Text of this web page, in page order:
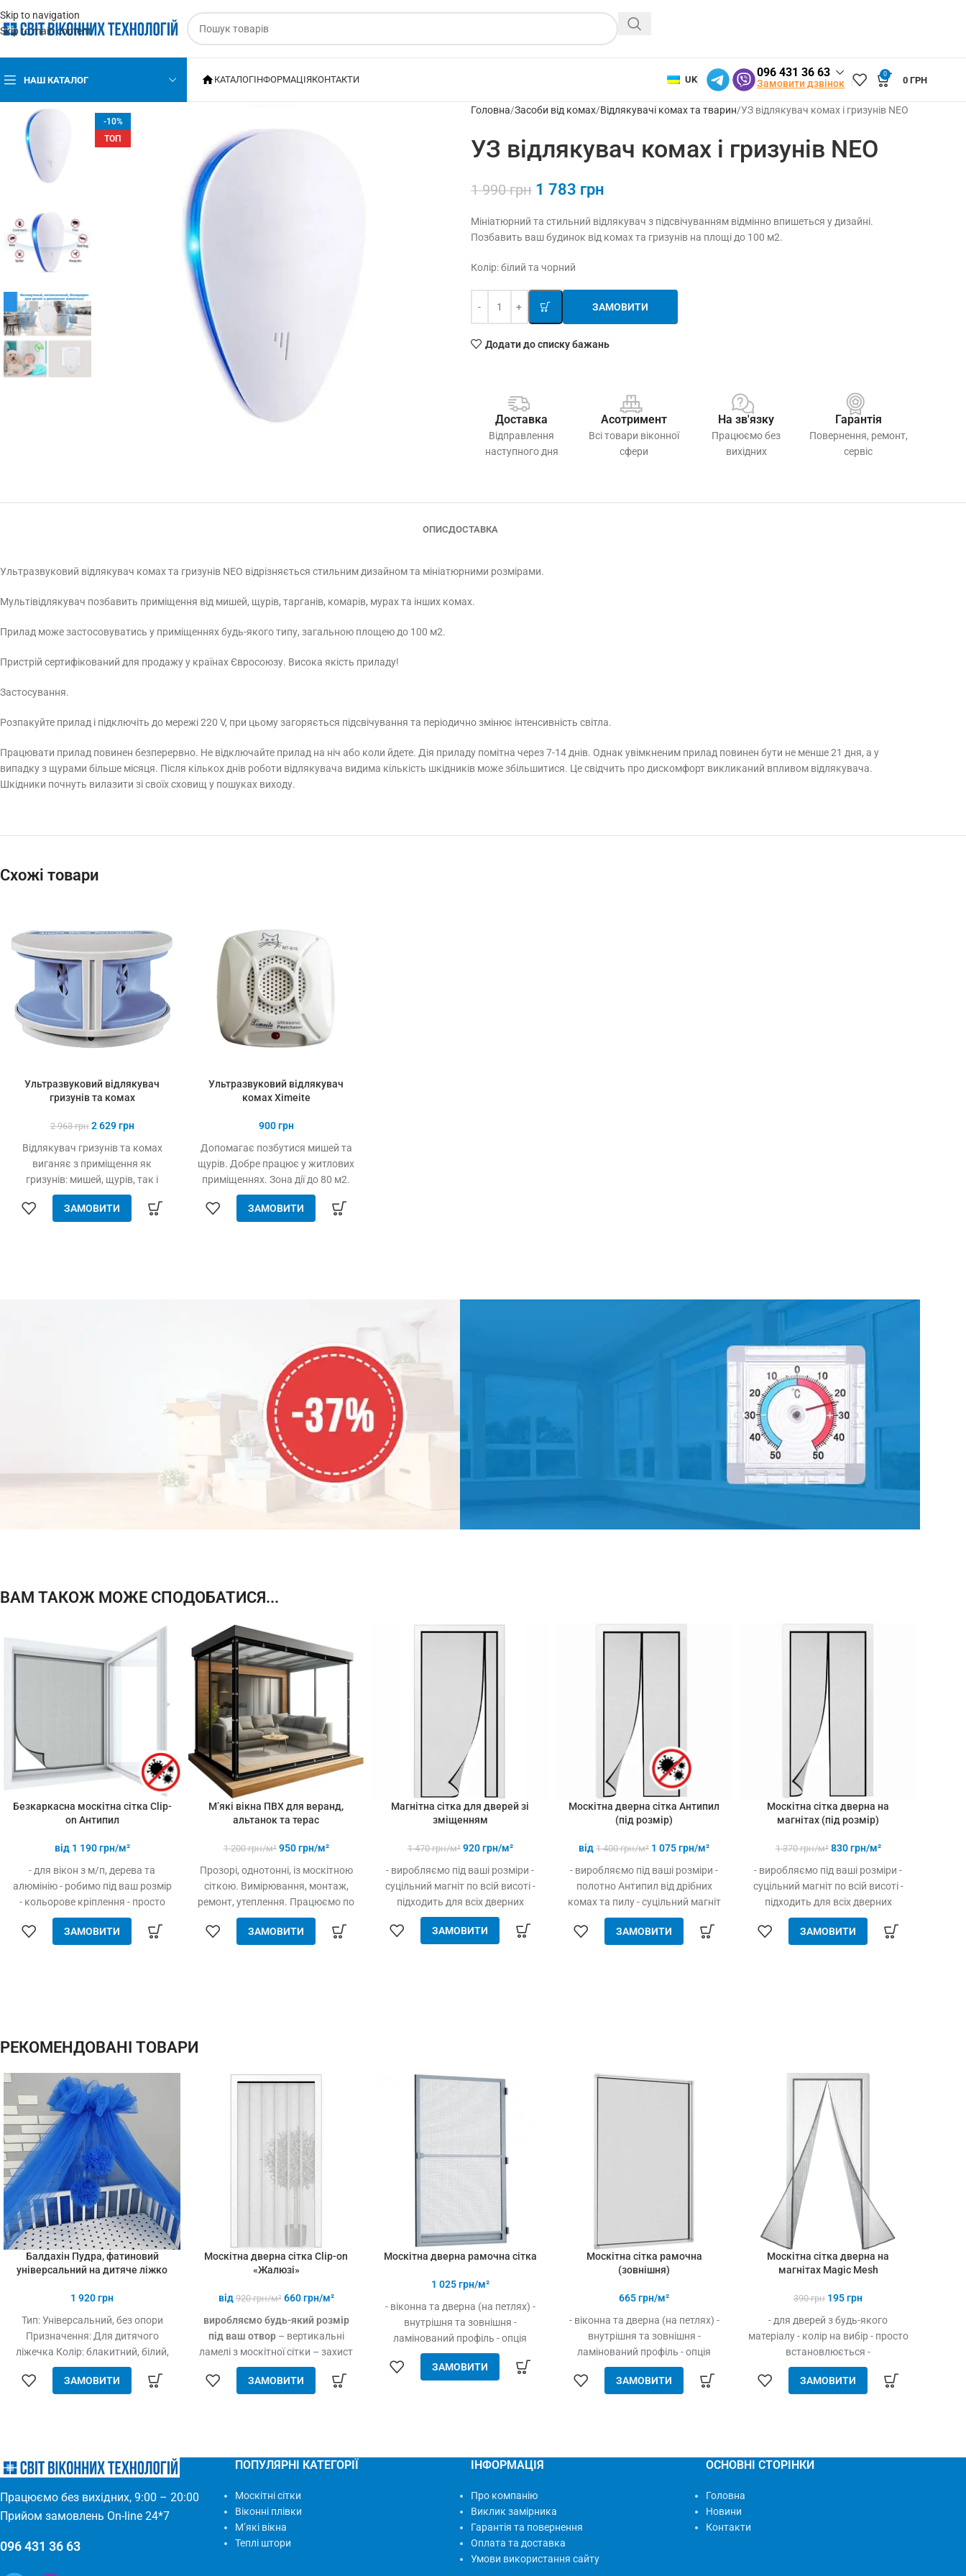
Skip to navigation
Skip to main content
НАШ КАТАЛОГ КАТАЛОГІНФОРМАЦІЯКОНТАКТИ UK
096 431 36 63
Замовити дзвінок
0
0 ГРН
-10%
ТОП
Головна Засоби від комах Відлякувачі комах та тварин УЗ відлякувач комах і гризунів NEO
УЗ відлякувач комах і гризунів NEO
1 990грн 1 783 грн
Мініатюрний та стильний відлякувач з підсвічуванням відмінно впишеться у дизайні.
Позбавить ваш будинок від комах та гризунів на площі до 100 м2.
Колір: білий та чорний
ЗАМОВИТИ
Додати до списку бажань
Доставка
Відправлення
наступного дня
Асотримент
Всі товари віконної
сфери
На зв'язку
Працюємо без
вихідних
Гарантія
Повернення, ремонт,
сервіс
ОПИСДОСТАВКА
Ультразвуковий відлякувач комах та гризунів NEO відрізняється стильним дизайном та мініатюрними розмірами.
Мультівідлякувач позбавить приміщення від мишей, щурів, тарганів, комарів, мурах та інших комах.
Прилад може застосовуватись у приміщеннях будь-якого типу, загальною площею до 100 м2.
Пристрій сертифікований для продажу у країнах Євросоюзу. Висока якість приладу!
Застосування.
Розпакуйте прилад і підключіть до мережі 220 V, при цьому загоряється підсвічування та періодично змінює інтенсивність світла.
Працювати прилад повинен безперервно. Не відключайте прилад на ніч або коли йдете. Дія приладу помітна через 7-14 днів. Однак увімкненим прилад повинен бути не менше 21 дня, а у
випадку з щурами більше місяця. Після кількох днів роботи відлякувача видима кількість шкідників може збільшитися. Це свідчить про дискомфорт викликаний впливом відлякувача.
Шкідники почнуть вилазити зі своїх сховищ у пошуках виходу.
Схожі товари
Ультразвуковий відлякувач
гризунів та комах
2 963грн 2 629грн
Відлякувач гризунів та комах
виганяє з приміщення як
гризунів: мишей, щурів, так і
комах: тарганів, мурах, бліх,
павуків, жуків. Подвійний удар по
ЗАМОВИТИ
Ультразвуковий відлякувач
комах Ximeite
900грн
Допомагає позбутися мишей та
щурів. Добре працює у житлових
приміщеннях. Зона дії до 80 м2.
Працює від 220V
ЗАМОВИТИ
ЗНИЖКА
товари!
більше
товарів
ВАМ ТАКОЖ МОЖЕ СПОДОБАТИСЯ...
Безкаркасна москітна сітка Clip-
on Антипил
від 1 190грн/м²
- для вікон з м/п, дерева та
алюмінію - робимо під ваш розмір
- кольорове кріплення - просто
встановлюється - легко
одягається та знімається -
ЗАМОВИТИ
М’які вікна ПВХ для веранд,
альтанок та терас
1 200грн/м² 950грн/м²
Прозорі, однотонні, із москітною
сіткою. Вимірювання, монтаж,
ремонт, утеплення. Працюємо по
всій Україні.
ЗАМОВИТИ
Магнітна сітка для дверей зі
зміщенням
1 470грн/м² 920грн/м²
- виробляємо під ваші розміри -
суцільний магніт по всій висоті -
підходить для всіх дверних
отворів (пластик, дерево, метал) -
елементарно встановлюється
ЗАМОВИТИ
Москітна дверна сітка Антипил
(під розмір)
від 1 400грн/м² 1 075грн/м²
- виробляємо під ваші розміри -
полотно Антипил від дрібних
комах та пилу - суцільний магніт
по всій висоті - підходить для всіх
дверних отворів (пластик, дерево,
розраховуються як 1.8 м²
ЗАМОВИТИ
Москітна сітка дверна на
магнітах (під розмір)
1 370грн/м² 830грн/м²
- виробляємо під ваші розміри -
суцільний магніт по всій висоті -
підходить для всіх дверних
отворів (пластик, дерево, метал) -
елементарно встановлюється
ЗАМОВИТИ
РЕКОМЕНДОВАНІ ТОВАРИ
Балдахін Пудра, фатиновий
універсальний на дитяче ліжко
1 920грн
Тип: Універсальний, без опори
Призначення: Для дитячого
ліжечка Колір: блакитний, білий,
синій, рожевий, кремовий Тип
тканини: Фатин (Євросітка)
ЗАМОВИТИ
Москітна дверна сітка Clip-on
«Жалюзі»
від 920грн/м² 660грн/м²
виробляємо будь-який розмір
під ваш отвор– вертикальні
ламелі з москітної сітки – захист
від комах, птахів та дрібного
сміття – вільно пропускає повітря
якісний матеріал
ЗАМОВИТИ
Москітна дверна рамочна сітка
1 025грн/м²
- віконна та дверна (на петлях) -
внутрішня та зовнішня -
ламінований профіль - опція
"конструктор" - простота
складання та встановлення -
ЗАМОВИТИ
Москітна сітка рамочна
(зовнішня)
665грн/м²
- віконна та дверна (на петлях) -
внутрішня та зовнішня -
ламінований профіль - опція
"конструктор" - простота
складання та встановлення -
ЗАМОВИТИ
Москітна сітка дверна на
магнітах Magic Mesh
390грн 195грн
- для дверей з будь-якого
матеріалу - колір на вибір - просто
встановлюється -
найдоступніший варіант серед
оригінальної продукції
ЗАМОВИТИ
Працюємо без вихідних, 9:00 – 20:00
Прийом замовлень On-line 24*7
096 431 36 63
ПОПУЛЯРНІ КАТЕГОРІЇ
Москітні сітки
Віконні плівки
М’які вікна
Теплі штори
ІНФОРМАЦІЯ
Про компанію
Виклик замірника
Гарантія та повернення
Оплата та доставка
Умови використання сайту
ОСНОВНІ СТОРІНКИ
Головна
Новини
Контакти